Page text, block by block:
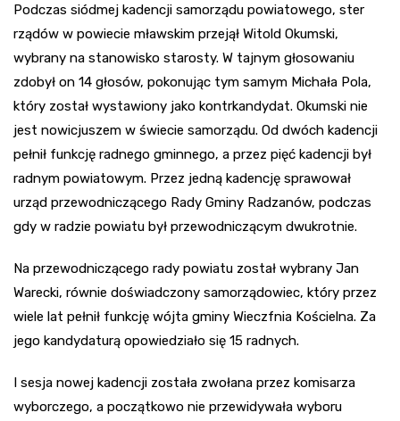
Podczas siódmej kadencji samorządu powiatowego, ster
rządów w powiecie mławskim przejął Witold Okumski,
wybrany na stanowisko starosty. W tajnym głosowaniu
zdobył on 14 głosów, pokonując tym samym Michała Pola,
który został wystawiony jako kontrkandydat. Okumski nie
jest nowicjuszem w świecie samorządu. Od dwóch kadencji
pełnił funkcję radnego gminnego, a przez pięć kadencji był
radnym powiatowym. Przez jedną kadencję sprawował
urząd przewodniczącego Rady Gminy Radzanów, podczas
gdy w radzie powiatu był przewodniczącym dwukrotnie.
Na przewodniczącego rady powiatu został wybrany Jan
Warecki, równie doświadczony samorządowiec, który przez
wiele lat pełnił funkcję wójta gminy Wieczfnia Kościelna. Za
jego kandydaturą opowiedziało się 15 radnych.
I sesja nowej kadencji została zwołana przez komisarza
wyborczego, a początkowo nie przewidywała wyboru